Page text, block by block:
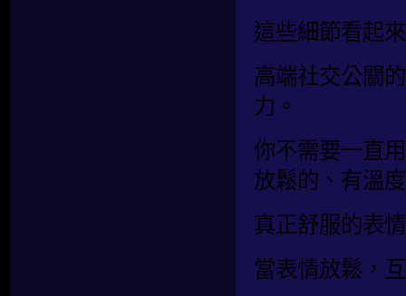
這些細節看起
高端社交公關
力。
你不需要一直
放鬆的、有溫
真正舒服的表
當表情放鬆，